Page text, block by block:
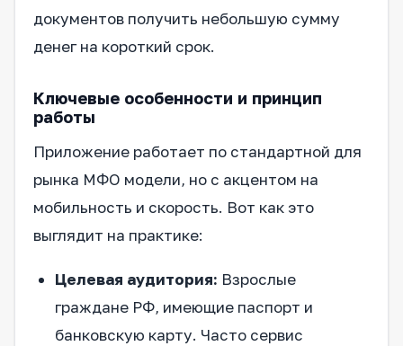
документов получить небольшую сумму
денег на короткий срок.
Ключевые особенности и принцип
работы
Приложение работает по стандартной для
рынка МФО модели, но с акцентом на
мобильность и скорость. Вот как это
выглядит на практике:
Целевая аудитория: Взрослые
граждане РФ, имеющие паспорт и
банковскую карту. Часто сервис